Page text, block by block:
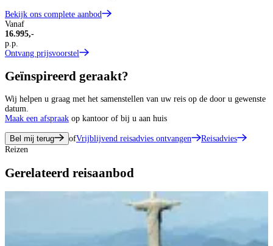
Bekijk ons complete aanbod
Vanaf
16.995,-
p.p.
Ontvang prijsvoorstel
Geïnspireerd geraakt?
Wij helpen u graag met het samenstellen van uw reis op de door u gewenste
datum.
Maak een afspraak op kantoor of bij u aan huis
Bel mij terug ofVrijblijvend reisadvies ontvangen
Reisadvies
Reizen
Gerelateerd reisaanbod